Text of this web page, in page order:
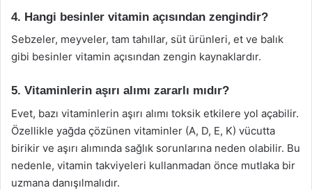
4. Hangi besinler vitamin açısından zengindir?
Sebzeler, meyveler, tam tahıllar, süt ürünleri, et ve balık
gibi besinler vitamin açısından zengin kaynaklardır.
5. Vitaminlerin aşırı alımı zararlı mıdır?
Evet, bazı vitaminlerin aşırı alımı toksik etkilere yol açabilir.
Özellikle yağda çözünen vitaminler (A, D, E, K) vücutta
birikir ve aşırı alımında sağlık sorunlarına neden olabilir. Bu
nedenle, vitamin takviyeleri kullanmadan önce mutlaka bir
uzmana danışılmalıdır.